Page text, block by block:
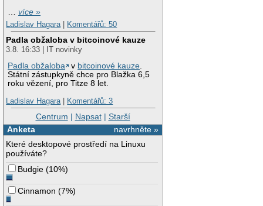
…více »
Ladislav Hagara| Komentářů: 50
Padla obžaloba v bitcoinové kauze
3.8. 16:33 | IT novinky
Padla obžaloba
v bitcoinové kauze.
Státní zástupkyně chce pro Blažka 6,5
roku vězení, pro Titze 8 let.
Ladislav Hagara| Komentářů: 3
Centrum | Napsat| Starší
navrhněte »
Anketa
Které desktopové prostředí na Linuxu
používáte?
Budgie (10%)
Cinnamon (7%)